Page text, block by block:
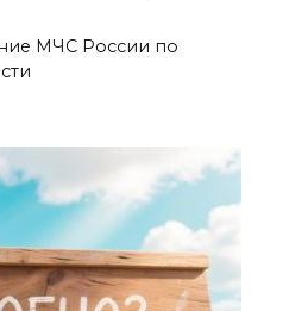
МЧС России по